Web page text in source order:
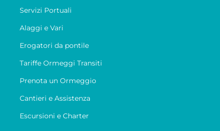
Servizi Portuali
Alaggi e Vari
Erogatori da pontile
Tariffe Ormeggi Transiti
Prenota un Ormeggio
Cantieri e Assistenza
Escursioni e Charter